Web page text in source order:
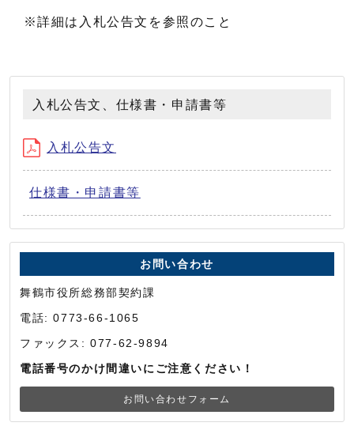
※詳細は入札公告文を参照のこと
入札公告文、仕様書・申請書等
入札公告文
仕様書・申請書等
お問い合わせ
舞鶴市役所総務部契約課
電話: 0773-66-1065
ファックス: 077-62-9894
電話番号のかけ間違いにご注意ください！
お問い合わせフォーム